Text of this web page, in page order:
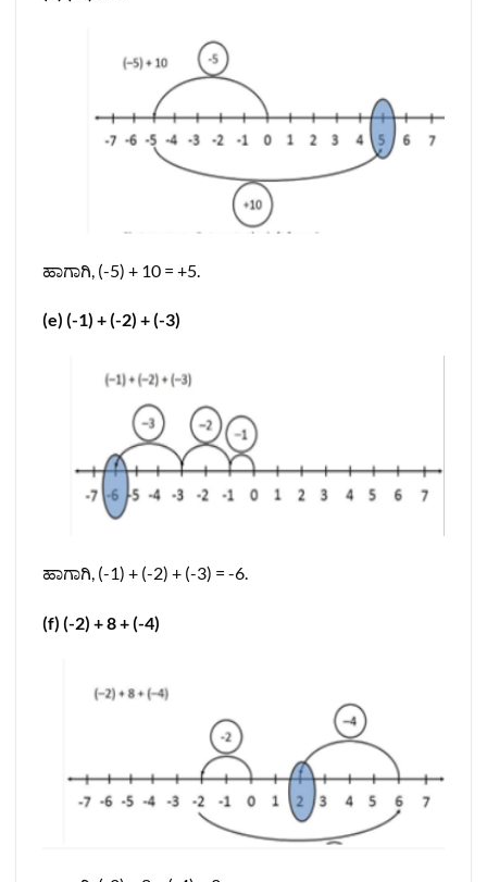
ಹಾಗಾಗಿ, (-5) + 10 = +5.
(e) (-1) + (-2) + (-3)
ಹಾಗಾಗಿ, (-1) + (-2) + (-3) = -6.
(f) (-2) + 8 + (-4)